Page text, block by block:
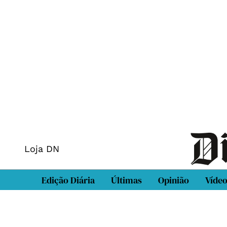
Loja DN
Edição Diária Últimas Opinião